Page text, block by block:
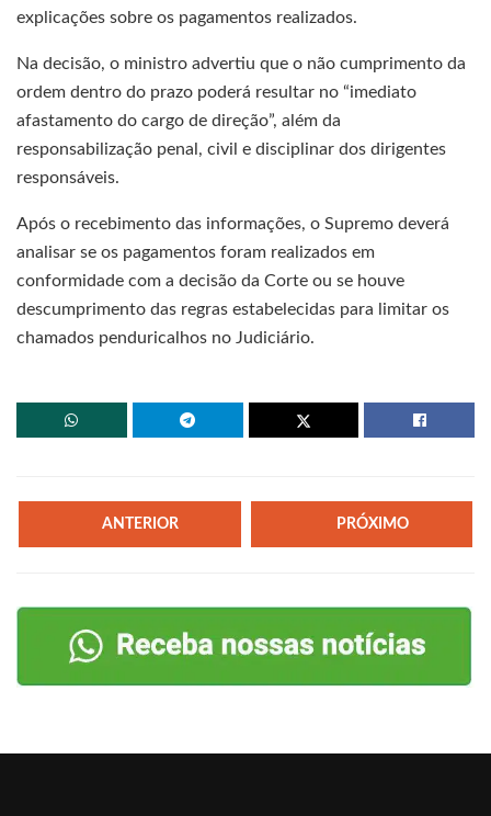
explicações sobre os pagamentos realizados.
Na decisão, o ministro advertiu que o não cumprimento da
ordem dentro do prazo poderá resultar no “imediato
afastamento do cargo de direção”, além da
responsabilização penal, civil e disciplinar dos dirigentes
responsáveis.
Após o recebimento das informações, o Supremo deverá
analisar se os pagamentos foram realizados em
conformidade com a decisão da Corte ou se houve
descumprimento das regras estabelecidas para limitar os
chamados penduricalhos no Judiciário.
ANTERIOR PRÓXIMO